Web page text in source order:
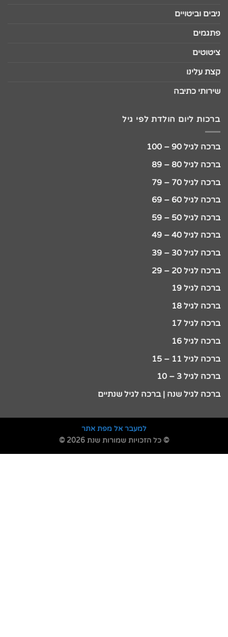
ניבים וביטויים
פתגמים
ציטוטים
קצת עלינו
שירותי כתיבה
ברכות ליום הולדת לפי גיל
ברכה לגיל 90 – 100
ברכה לגיל 80 – 89
ברכה לגיל 70 – 79
ברכה לגיל 60 – 69
ברכה לגיל 50 – 59
ברכה לגיל 40 – 49
ברכה לגיל 30 – 39
ברכה לגיל 20 – 29
ברכה לגיל 19
ברכה לגיל 18
ברכה לגיל 17
ברכה לגיל 16
ברכה לגיל 11 – 15
ברכה לגיל 3 – 10
ברכה לגיל שנה | ברכה לגיל שנתיים
למעבר אל מפת אתר
© כל הזכויות שמורות שנת 2026 ©